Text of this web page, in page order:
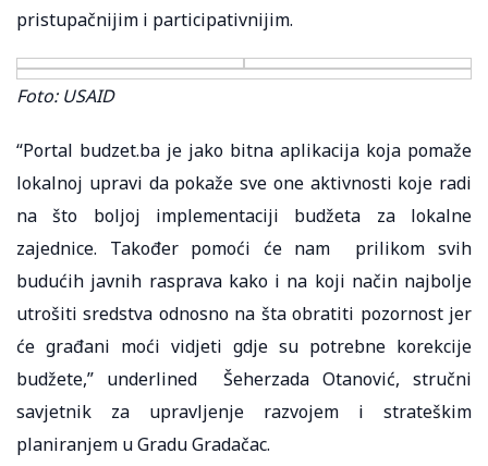
pristupačnijim i participativnijim.
Foto: USAID
“Portal budzet.ba je jako bitna aplikacija koja pomaže
lokalnoj upravi da pokaže sve one aktivnosti koje radi
na što boljoj implementaciji budžeta za lokalne
zajednice. Također pomoći će nam prilikom svih
budućih javnih rasprava kako i na koji način najbolje
utrošiti sredstva odnosno na šta obratiti pozornost jer
će građani moći vidjeti gdje su potrebne korekcije
budžete,” underlined Šeherzada Otanović, stručni
savjetnik za upravljenje razvojem i strateškim
planiranjem u Gradu Gradačac.